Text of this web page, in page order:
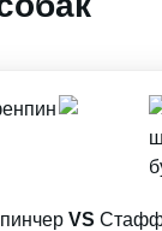
VS